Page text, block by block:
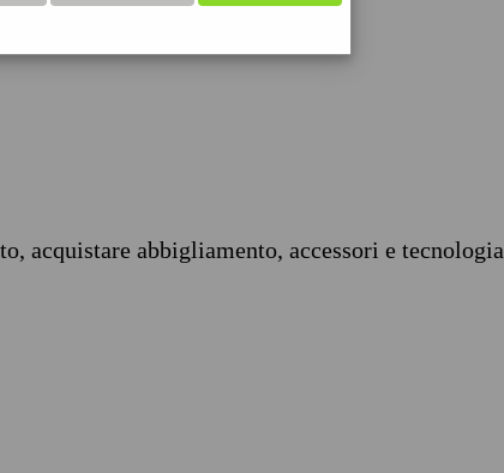
acquistare abbigliamento, accessori e tecnologia